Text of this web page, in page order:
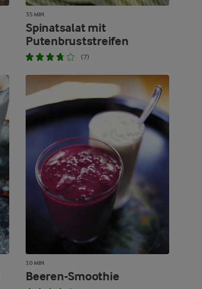
35 MIN.
Spinatsalat mit
Putenbruststreifen
(7)
10 MIN.
Beeren-Smoothie